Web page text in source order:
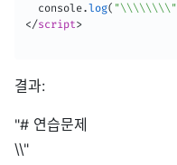
  console
.log( "\\\\\\\\"
</script>
결과:
"# 연습문제
\\"